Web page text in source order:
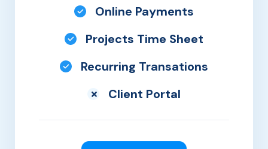
Online Payments
Projects Time Sheet
Recurring Transations
Client Portal